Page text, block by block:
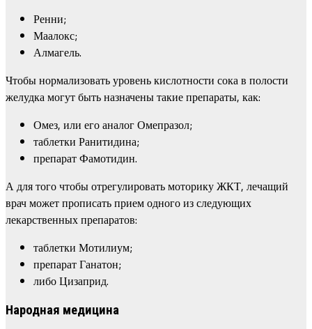
Ренни;
Маалокс;
Алмагель.
Чтобы нормализовать уровень кислотности сока в полости
желудка могут быть назначены такие препараты, как:
Омез, или его аналог Омепразол;
таблетки Ранитидина;
препарат Фамотидин.
А для того чтобы отрегулировать моторику ЖКТ, лечащий
врач может прописать прием одного из следующих
лекарственных препаратов:
таблетки Мотилиум;
препарат Ганатон;
либо Цизаприд.
Народная медицина